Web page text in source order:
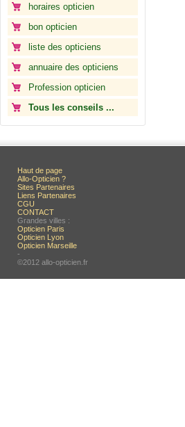
horaires opticien
bon opticien
liste des opticiens
annuaire des opticiens
Profession opticien
Tous les conseils ...
Haut de page
Allo-Opticien ?
Sites Partenaires
Liens Partenaires
CGU
CONTACT
Grandes villes :
Opticien Paris
Opticien Lyon
Opticien Marseille
-
©2012 allo-opticien.fr